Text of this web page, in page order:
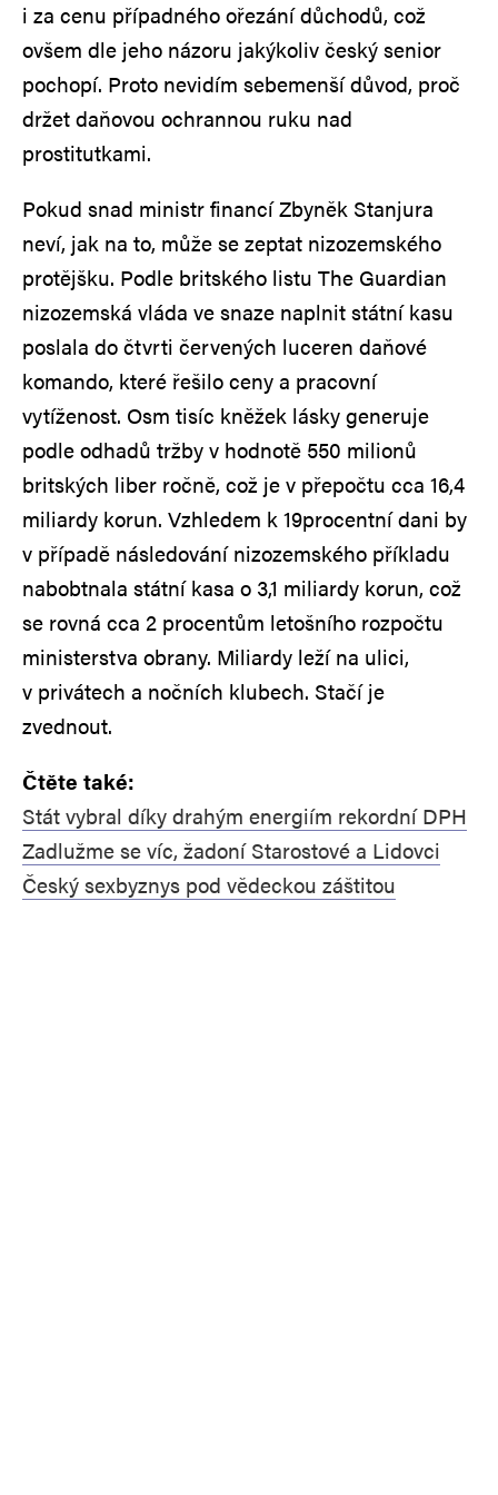
i za cenu případného ořezání důchodů, což
ovšem dle jeho názoru jakýkoliv český senior
pochopí. Proto nevidím sebemenší důvod, proč
držet daňovou ochrannou ruku nad
prostitutkami.
Pokud snad ministr financí Zbyněk Stanjura
neví, jak na to, může se zeptat nizozemského
protějšku. Podle britského listu The Guardian
nizozemská vláda ve snaze naplnit státní kasu
poslala do čtvrti červených luceren daňové
komando, které řešilo ceny a pracovní
vytíženost. Osm tisíc kněžek lásky generuje
podle odhadů tržby v hodnotě 550 milionů
britských liber ročně, což je v přepočtu cca 16,4
miliardy korun. Vzhledem k 19procentní dani by
v případě následování nizozemského příkladu
nabobtnala státní kasa o 3,1 miliardy korun, což
se rovná cca 2 procentům letošního rozpočtu
ministerstva obrany. Miliardy leží na ulici,
v privátech a nočních klubech. Stačí je
zvednout.
Čtěte také:
Stát vybral díky drahým energiím rekordní DPH
Zadlužme se víc, žadoní Starostové a Lidovci
Český sexbyznys pod vědeckou záštitou